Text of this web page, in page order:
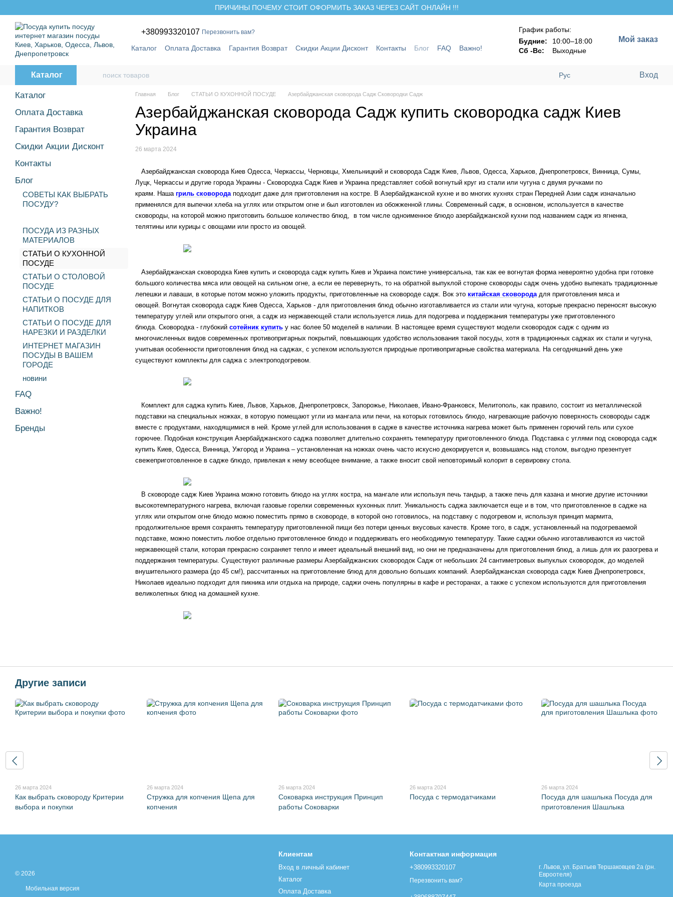
ПРИЧИНЫ ПОЧЕМУ СТОИТ ОФОРМИТЬ ЗАКАЗ ЧЕРЕЗ САЙТ ОНЛАЙН !!!
+380993320107 Перезвонить вам?
Каталог Оплата Доставка Гарантия Возврат Скидки Акции Дисконт Контакты Блог FAQ
Важно!
График работы:
Будние:
10:00–18:00
Сб -Вс:
Выходные
Мой заказ
Каталог Рус Вход
Главная Блог СТАТЬИ О КУХОННОЙ ПОСУДЕ Азербайджанская сковорода Садж Сковородки Садж
Азербайджанская сковорода Садж купить сковородка садж Киев
Украина
26 марта 2024
Азербайджанская сковорода Киев Одесса, Черкассы, Черновцы, Хмельницкий и сковорода Садж Киев, Львов, Одесса, Харьков, Днепропетровск, Винница, Сумы,
Луцк, Черкассы и другие города Украины - Сковородка Садж Киев и Украина представляет собой вогнутый круг из стали или чугуна с двумя ручками по
краям. Наша гриль сковородаподходит даже для приготовления на костре. В Азербайджанской кухне и во многих кухнях стран Передней Азии садж изначально
применялся для выпечки хлеба на углях или открытом огне и был изготовлен из обожженной глины. Современный садж, в основном, используется в качестве
сковороды, на которой можно приготовить большое количество блюд, в том числе одноименное блюдо азербайджанской кухни под названием садж из ягненка,
телятины или курицы с овощами или просто из овощей.
Азербайджанская сковородка Киев купить и сковорода садж купить Киев и Украина поистине универсальна, так как ее вогнутая форма невероятно удобна при готовке
большого количества мяса или овощей на сильном огне, а если ее перевернуть, то на обратной выпуклой стороне сковороды садж очень удобно выпекать традиционные
лепешки и лаваши, в которые потом можно уложить продукты, приготовленные на сковороде садж. Вок это китайская сковорода для приготовления мяса и
овощей. Вогнутая сковорода садж Киев Одесса, Харьков - для приготовления блюд обычно изготавливается из стали или чугуна, которые прекрасно переносят высокую
температуру углей или открытого огня, а садж из нержавеющей стали используется лишь для подогрева и поддержания температуры уже приготовленного
блюда. Сковородка - глубокий сотейник купить у нас более 50 моделей в наличии. В настоящее время существуют модели сковородок садж с одним из
многочисленных видов современных противопригарных покрытий, повышающих удобство использования такой посуды, хотя в традиционных саджах их стали и чугуна,
учитывая особенности приготовления блюд на саджах, с успехом используются природные противопригарные свойства материала. На сегодняшний день уже
существуют комплекты для саджа с электроподогревом.
Комплект для саджа купить Киев, Львов, Харьков, Днепропетровск, Запорожье, Николаев, Ивано-Франковск, Мелитополь, как правило, состоит из металлической
подставки на специальных ножках, в которую помещают угли из мангала или печи, на которых готовилось блюдо, нагревающие рабочую поверхность сковороды садж
вместе с продуктами, находящимися в ней. Кроме углей для использования в садже в качестве источника нагрева может быть применен горючий гель или сухое
горючее. Подобная конструкция Азербайджанского саджа позволяет длительно сохранять температуру приготовленного блюда. Подставка с углями под сковорода садж
купить Киев, Одесса, Винница, Ужгород и Украина – установленная на ножках очень часто искусно декорируется и, возвышаясь над столом, выгодно презентует
свежеприготовленное в садже блюдо, привлекая к нему всеобщее внимание, а также вносит свой неповторимый колорит в сервировку стола.
В сковороде садж Киев Украина можно готовить блюдо на углях костра, на мангале или используя печь тандыр, а также печь для казана и многие другие источники
высокотемпературного нагрева, включая газовые горелки современных кухонных плит. Уникальность саджа заключается еще и в том, что приготовленное в садже на
углях или открытом огне блюдо можно поместить прямо в сковороде, в которой оно готовилось, на подставку с подогревом и, используя принцип мармита,
продолжительное время сохранять температуру приготовленной пищи без потери ценных вкусовых качеств. Кроме того, в садж, установленный на подогреваемой
подставке, можно поместить любое отдельно приготовленное блюдо и поддерживать его необходимую температуру. Такие саджи обычно изготавливаются из чистой
нержавеющей стали, которая прекрасно сохраняет тепло и имеет идеальный внешний вид, но они не предназначены для приготовления блюд, а лишь для их разогрева и
поддержания температуры. Существуют различные размеры Азербайджанских сковородок Садж от небольших 24 сантиметровых выпуклых сковородок, до моделей
внушительного размера (до 45 см!), рассчитанных на приготовление блюд для довольно больших компаний. Азербайджанская сковорода садж Киев Днепропетровск,
Николаев идеально подходит для пикника или отдыха на природе, саджи очень популярны в кафе и ресторанах, а также с успехом используются для приготовления
великолепных блюд на домашней кухне.
Каталог
Оплата Доставка
Гарантия Возврат
Скидки Акции Дисконт
Контакты
Блог
СОВЕТЫ КАК ВЫБРАТЬ
ПОСУДУ?
ПОСУДА ИЗ РАЗНЫХ
МАТЕРИАЛОВ
СТАТЬИ О КУХОННОЙ
ПОСУДЕ
СТАТЬИ О СТОЛОВОЙ
ПОСУДЕ
СТАТЬИ О ПОСУДЕ ДЛЯ
НАПИТКОВ
СТАТЬИ О ПОСУДЕ ДЛЯ
НАРЕЗКИ И РАЗДЕЛКИ
ИНТЕРНЕТ МАГАЗИН
ПОСУДЫ В ВАШЕМ
ГОРОДЕ
новини
FAQ
Важно!
Бренды
Другие записи
26 марта 2024
Как выбрать сковороду Критерии
выбора и покупки
26 марта 2024
Стружка для копчения Щепа для
копчения
26 марта 2024
Соковарка инструкция Принцип
работы Соковарки
26 марта 2024
Посуда с термодатчиками
26 марта 2024
Посуда для шашлыка Посуда для
приготовления Шашлыка
© 2026
Мобильная версия
Клиентам
Вход в личный кабинет
Каталог
Оплата Доставка
Контактная информация
+380993320107
Перезвонить вам?
г. Львов, ул. Братьев Тершаковцев 2а (рн.
Евроотеля)
Карта проезда